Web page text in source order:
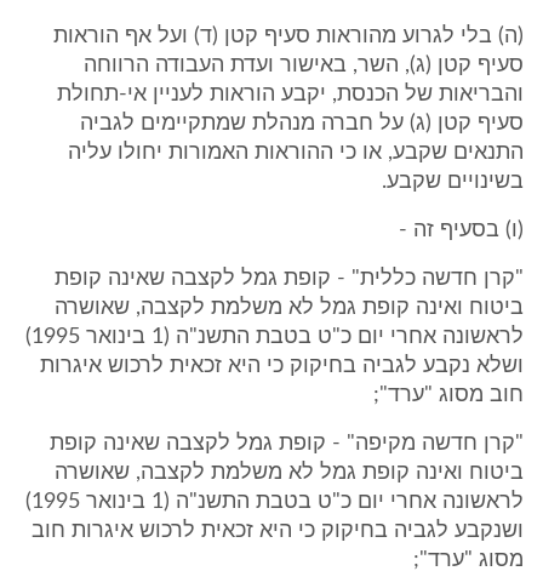
(ה) בלי לגרוע מהוראות סעיף קטן (ד) ועל אף הוראות
סעיף קטן (ג), השר, באישור ועדת העבודה הרווחה
והבריאות של הכנסת, יקבע הוראות לעניין אי-תחולת
סעיף קטן (ג) על חברה מנהלת שמתקיימים לגביה
התנאים שקבע, או כי ההוראות האמורות יחולו עליה
בשינויים שקבע.
(ו) בסעיף זה -
"קרן חדשה כללית" - קופת גמל לקצבה שאינה קופת
ביטוח ואינה קופת גמל לא משלמת לקצבה, שאושרה
לראשונה אחרי יום כ"ט בטבת התשנ"ה (1 בינואר 1995)
ושלא נקבע לגביה בחיקוק כי היא זכאית לרכוש איגרות
חוב מסוג "ערד";
"קרן חדשה מקיפה" - קופת גמל לקצבה שאינה קופת
ביטוח ואינה קופת גמל לא משלמת לקצבה, שאושרה
לראשונה אחרי יום כ"ט בטבת התשנ"ה (1 בינואר 1995)
ושנקבע לגביה בחיקוק כי היא זכאית לרכוש איגרות חוב
מסוג "ערד";